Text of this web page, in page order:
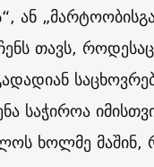
ან
თავს, როდესაც
საჭიროა
ხოლმე მაშინ,